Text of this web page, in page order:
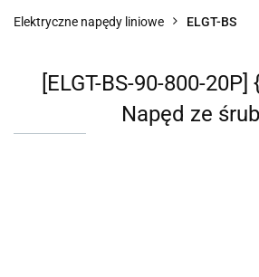
Elektryczne napędy liniowe ELGT-BS
[ELGT-BS-90-800-
Napęd ze